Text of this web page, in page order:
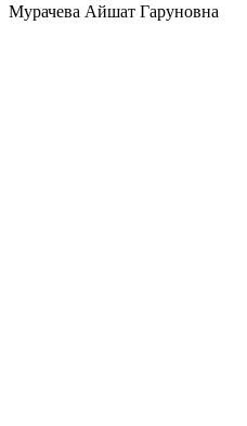
Мурачева Айшат Гаруновна